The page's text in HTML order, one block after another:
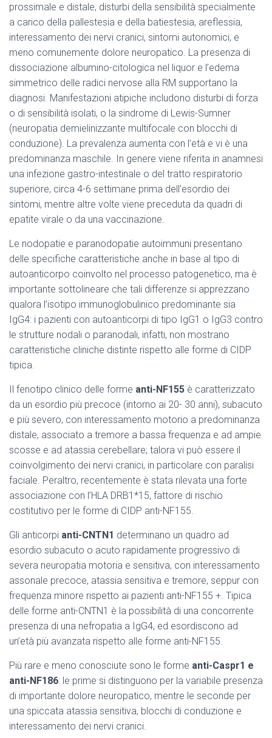
prossimale e distale, disturbi della sensibilità specialmente
a carico della pallestesia e della batiestesia, areflessia,
interessamento dei nervi cranici, sintomi autonomici, e
meno comunemente dolore neuropatico. La presenza di
dissociazione albumino-citologica nel liquor e l’edema
simmetrico delle radici nervose alla RM supportano la
diagnosi. Manifestazioni atipiche includono disturbi di forza
o di sensibilità isolati, o la sindrome di Lewis-Sumner
(neuropatia demielinizzante multifocale con blocchi di
conduzione). La prevalenza aumenta con l’età e vi è una
predominanza maschile. In genere viene riferita in anamnesi
una infezione gastro-intestinale o del tratto respiratorio
superiore, circa 4-6 settimane prima dell’esordio dei
sintomi, mentre altre volte viene preceduta da quadri di
epatite virale o da una vaccinazione.
Le nodopatie e paranodopatie autoimmuni presentano
delle specifiche caratteristiche anche in base al tipo di
autoanticorpo coinvolto nel processo patogenetico, ma è
importante sottolineare che tali differenze si apprezzano
qualora l’isotipo immunoglobulinico predominante sia
IgG4: i pazienti con autoanticorpi di tipo IgG1 o IgG3 contro
le strutture nodali o paranodali, infatti, non mostrano
caratteristiche cliniche distinte rispetto alle forme di CIDP
tipica.
Il fenotipo clinico delle forme anti-NF155 è caratterizzato
da un esordio più precoce (intorno ai 20- 30 anni), subacuto
e più severo, con interessamento motorio a predominanza
distale, associato a tremore a bassa frequenza e ad ampie
scosse e ad atassia cerebellare; talora vi può essere il
coinvolgimento dei nervi cranici, in particolare con paralisi
faciale. Peraltro, recentemente è stata rilevata una forte
associazione con l’HLA DRB1*15, fattore di rischio
costitutivo per le forme di CIDP anti-NF155.
Gli anticorpi anti-CNTN1 determinano un quadro ad
esordio subacuto o acuto rapidamente progressivo di
severa neuropatia motoria e sensitiva, con interessamento
assonale precoce, atassia sensitiva e tremore, seppur con
frequenza minore rispetto ai pazienti anti-NF155 +. Tipica
delle forme anti-CNTN1 è la possibilità di una concorrente
presenza di una nefropatia a IgG4, ed esordiscono ad
un’età più avanzata rispetto alle forme anti-NF155.
Più rare e meno conosciute sono le forme anti-Caspr1 e
anti-NF186: le prime si distinguono per la variabile presenza
di importante dolore neuropatico, mentre le seconde per
una spiccata atassia sensitiva, blocchi di conduzione e
interessamento dei nervi cranici.